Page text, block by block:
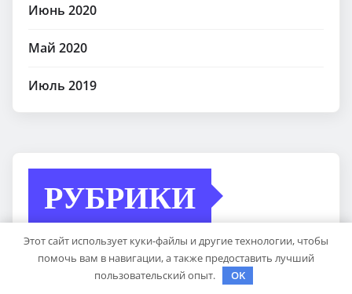
Июнь 2020
Май 2020
Июль 2019
РУБРИКИ
Uncategorised
Этот сайт использует куки-файлы и другие технологии, чтобы
помочь вам в навигации, а также предоставить лучший
пользовательский опыт.
OK